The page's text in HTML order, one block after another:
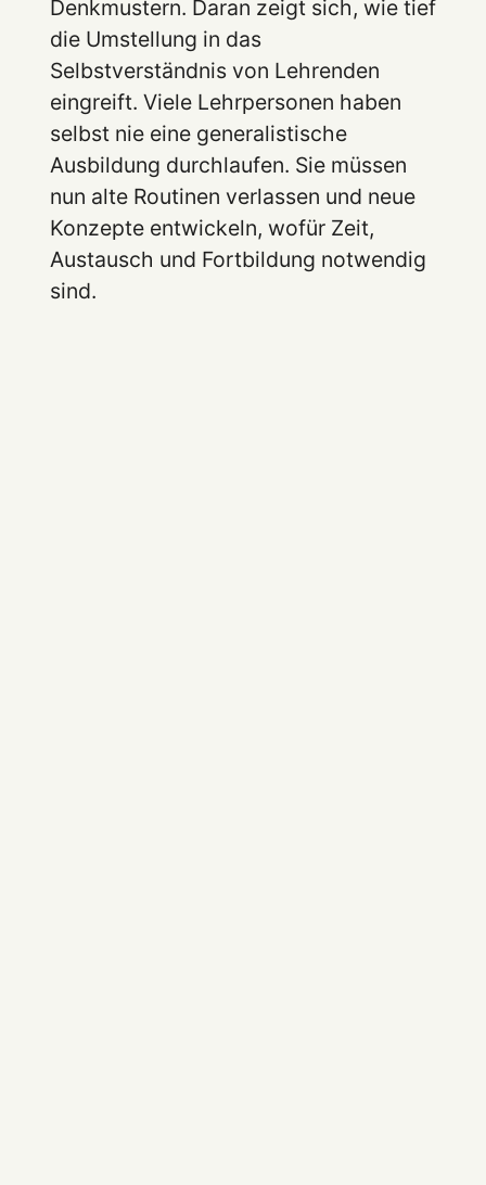
Denkmustern. Daran zeigt sich, wie tief
die Umstellung in das
Selbstverständnis von Lehrenden
eingreift. Viele Lehrpersonen haben
selbst nie eine generalistische
Ausbildung durchlaufen. Sie müssen
nun alte Routinen verlassen und neue
Konzepte entwickeln, wofür Zeit,
Austausch und Fortbildung notwendig
sind.